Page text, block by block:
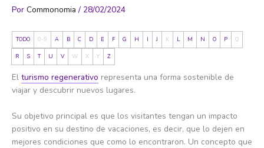
Por Commonomia / 28/02/2024
TODO 0-9 A B C D E F G H I J K L M N O P Q
R S T U V W X Y Z
El turismo regenerativo representa una forma sostenible de
viajar y descubrir nuevos lugares.
Su objetivo principal es que los visitantes tengan un impacto
positivo en su destino de vacaciones, es decir, que lo dejen en
mejores condiciones que como lo encontraron. Un concepto que